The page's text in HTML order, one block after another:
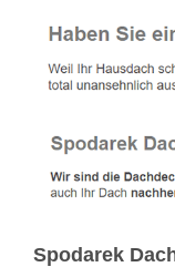
Spodarek